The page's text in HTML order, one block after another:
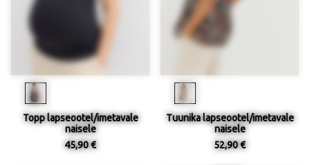
Topp lapseootel/imetavale
naisele
45,90 €
Tuunika lapseootel/imetavale
naisele
52,90 €